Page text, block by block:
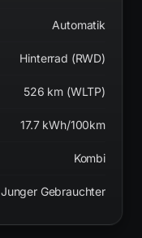
Automatik
Hinterrad (RWD)
526 km (WLTP)
17.7 kWh/100km
Kombi
Junger Gebrauchter